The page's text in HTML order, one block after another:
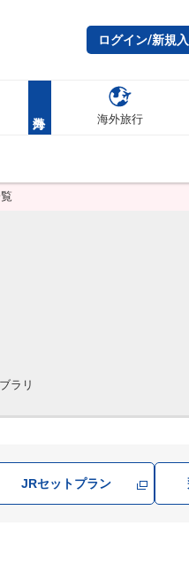
ログイン/新規
海外旅行
ラリ
JRセットプラン